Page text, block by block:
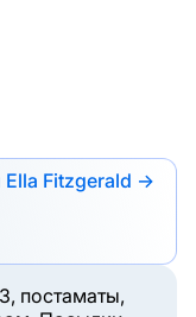
Ella Fitzgerald →
постаматы,